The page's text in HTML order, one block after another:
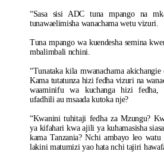
“Sasa sisi ADC tuna mpango na
tunawaelimisha wanachama wetu vizuri.
Tuna mpango wa kuendesha semina
mbalimbali nchini.
“Tunataka kila mwanachama
Kama tutatunza hizi fedha vizuri na
waaminifu wa kuchanga hizi
ufadhili au msaada kutoka nje?
“Kwanini tuhitaji fedha za Mzungu?
ya kifahari kwa ajili ya kuhamasisha
kama Tanzania? Nchi ambayo leo
lakini matumizi yao hata nchi tajiri